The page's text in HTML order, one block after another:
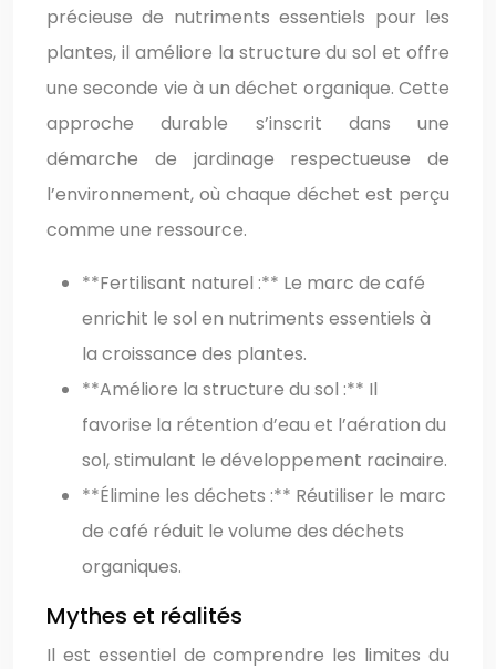
précieuse de nutriments essentiels pour les
plantes, il améliore la structure du sol et offre
une seconde vie à un déchet organique. Cette
approche durable s’inscrit dans une
démarche de jardinage respectueuse de
l’environnement, où chaque déchet est perçu
comme une ressource.
**Fertilisant naturel :** Le marc de café
enrichit le sol en nutriments essentiels à
la croissance des plantes.
**Améliore la structure du sol :** Il
favorise la rétention d’eau et l’aération du
sol, stimulant le développement racinaire.
**Élimine les déchets :** Réutiliser le marc
de café réduit le volume des déchets
organiques.
Mythes et réalités
Il est essentiel de comprendre les limites du